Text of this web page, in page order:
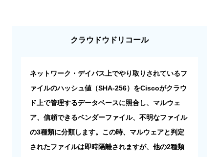
クラウドウドリコール
ネットワーク・デイバス上でやり取りされているフ
ァイルのハッシュ値（SHA-256）をCiscoがクラウ
ド上で管理するデータベースに照合し、マルウェ
ア、信頼できるベンダーファイル、不明なファイル
の3種類に分類します。この時、マルウェアと判定
されたファイルは即時隔離されますが、他の2種類